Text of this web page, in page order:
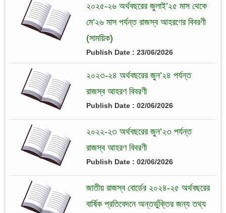
২০২৫-২৬ অর্থবছরের জুলাই’২৫ মাস থেকে
মে’২৬ মাস পর্যন্ত রাজস্ব আহরণের বিবরণী
(সাময়িক)
Publish Date : 23/06/2026
২০২৩-২৪ অর্থবছরের জুন’২৪ পর্যন্ত
রাজস্ব আহরণ বিবরণী
Publish Date : 02/06/2026
২০২২-২৩ অর্থবছরের জুন’২৩ পর্যন্ত
রাজস্ব আহরণ বিবরণী
Publish Date : 02/06/2026
জাতীয় রাজস্ব বোর্ডের ২০২৪-২৫ অর্থবছরের
বার্ষিক প্রতিবেদনে অন্তর্ভুক্তির জন্য তথ্য